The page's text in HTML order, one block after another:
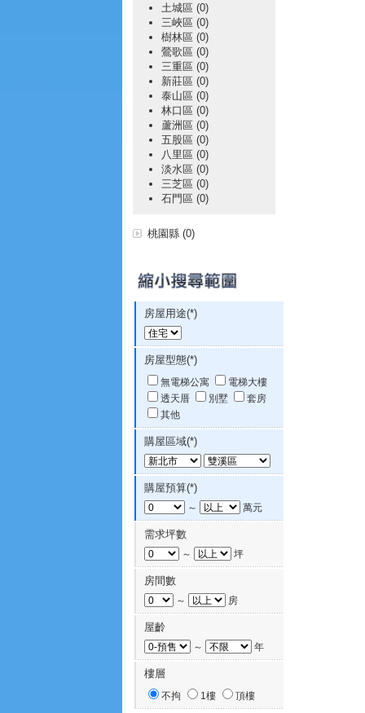
土城區 (0)
三峽區 (0)
樹林區 (0)
鶯歌區 (0)
三重區 (0)
新莊區 (0)
泰山區 (0)
林口區 (0)
蘆洲區 (0)
五股區 (0)
八里區 (0)
淡水區 (0)
三芝區 (0)
石門區 (0)
桃園縣 (0)
房屋用途(*)
房屋型態(*)
無電梯公寓
電梯大樓
透天厝
別墅
套房
其他
購屋區域(*)
購屋預算(*)
～ 萬元
需求坪數
～ 坪
房間數
～ 房
屋齡
～ 年
樓層
不拘 1樓 頂樓